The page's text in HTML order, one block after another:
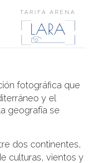
TARIFA ARENA
fotográfica que
y el
geografía se
dos continentes,
culturas, vientos y